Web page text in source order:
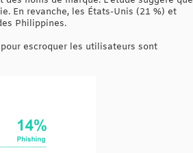
En revanche, les États-Unis (21 %) et
Philippines.
escroquer les utilisateurs sont